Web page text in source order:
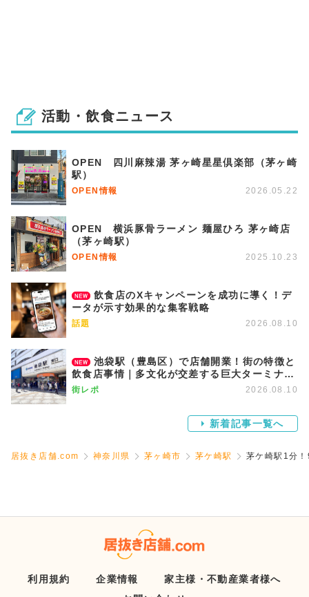
活動・飲食ニュース
OPEN 四川麻辣湯 茅ヶ崎星星倶楽部（茅ヶ崎
駅）
OPEN情報 2026.05.22
OPEN 横浜豚骨ラーメン 麺屋ひろ 茅ヶ崎店
（茅ヶ崎駅）
OPEN情報 2025.10.23
飲食店のXキャンペーンを成功に導く！デ
ータが示す効果的な集客戦略
話題 2026.08.10
池袋駅（豊島区）で店舗開業！街の特徴と
飲食店事情｜多文化が交差する巨大ターミナル
と再開発で進化する副都心
街レポ 2026.08.10
新着記事一覧へ
居抜き店舗.com 神奈川県 茅ヶ崎市 茅ケ崎駅 茅ケ崎駅1分
利用規約 企業情報
家主様・不動産業者様へ